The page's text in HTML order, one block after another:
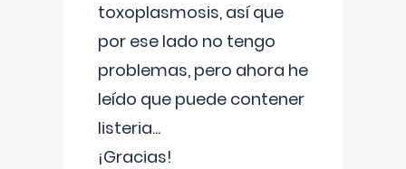
toxoplasmosis, así que
por ese lado no tengo
problemas, pero ahora he
leído que puede contener
listeria...
¡Gracias!